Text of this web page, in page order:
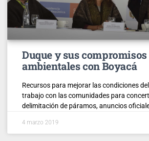
Duque y sus compromisos
ambientales con Boyacá
Recursos para mejorar las condiciones
trabajo con las comunidades para
delimitación de páramos, anuncios
4 marzo 2019